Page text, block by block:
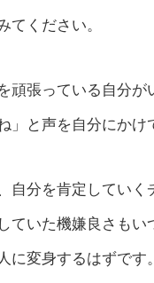
てください。
頑張っている自分が
」と声を自分にかけ
自分を肯定していく
ていた機嫌良さもい
に変身するはずです。